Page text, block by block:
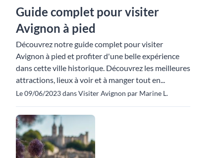
Guide complet pour visiter
Avignon à pied
Découvrez notre guide complet pour visiter
Avignon à pied et profiter d'une belle expérience
dans cette ville historique. Découvrez les meilleures
attractions, lieux à voir et à manger tout en...
Le 09/06/2023 dans Visiter Avignon par Marine L.